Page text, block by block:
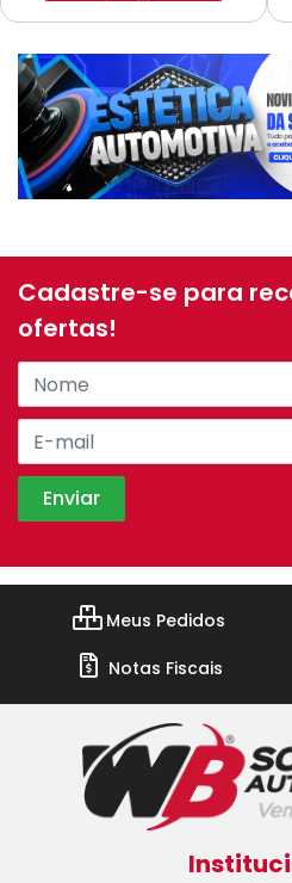
Cadastre-se para
ofertas!
Meus Pedidos
Notas Fiscais